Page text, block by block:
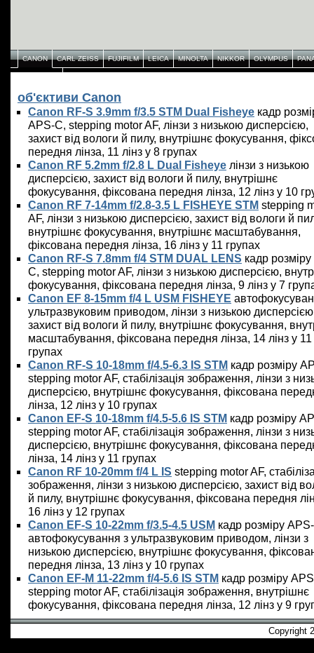
CANON CARL ZEISS FUJIFILM LEICA MINOLTA NIKKOR OLYMPUS
об'єктиви Canon
Canon RF-S 3.9mm f/3.5 STM Dual Fisheye кадр
APS-C, stepping motor AF, лінзи з низькою дисперсією,
захист від вологи й пилу, внутрішнє фокусування,
передня лінза, 11 лінз у 8 групах
Canon RF 5.2mm f/2.8 L Dual Fisheye лінзи з низькою
дисперсією, захист від вологи й пилу, внутрішнє
фокусування, фіксована передня лінза, 12 лінз у 10
Canon RF 7-14mm f/2.8-3.5 L FISHEYE STM stepping
AF, лінзи з низькою дисперсією, захист від вологи й
внутрішнє фокусування, внутрішнє масштабування,
фіксована передня лінза, 16 лінз у 11 групах
Canon RF-S 7.8mm f/4 STM DUAL LENS кадр
C, stepping motor AF, лінзи з низькою дисперсією,
фокусування, фіксована передня лінза, 9 лінз у 7
Canon EF 8-15mm f/4 L USM FISHEYE
ультразвуковим приводом, лінзи з низькою
захист від вологи й пилу, внутрішнє фокусування,
масштабування, фіксована передня лінза, 14 лінз у 11
групах
Canon RF-S 10-18mm f/4.5-6.3 IS STM кадр розміру
stepping motor AF, стабілізація зображення, лінзи з
дисперсією, внутрішнє фокусування, фіксована
лінза, 12 лінз у 10 групах
Canon EF-S 10-18mm f/4.5-5.6 IS STM кадр розміру
stepping motor AF, стабілізація зображення, лінзи з
дисперсією, внутрішнє фокусування, фіксована
лінза, 14 лінз у 11 групах
Canon RF 10-20mm f/4 L IS stepping motor AF,
зображення, лінзи з низькою дисперсією, захист від
й пилу, внутрішнє фокусування, фіксована передня
16 лінз у 12 групах
Canon EF-S 10-22mm f/3.5-4.5 USM кадр розміру
автофокусування з ультразвуковим приводом, лінзи з
низькою дисперсією, внутрішнє фокусування,
передня лінза, 13 лінз у 10 групах
Canon EF-M 11-22mm f/4-5.6 IS STM кадр розміру
stepping motor AF, стабілізація зображення, внутрішнє
фокусування, фіксована передня лінза, 12 лінз у 9
Copyright